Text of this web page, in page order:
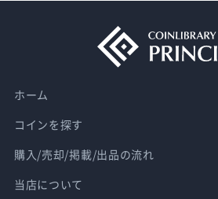
ホーム
コインを探す
購入/売却/掲載/出品の流れ
当店について